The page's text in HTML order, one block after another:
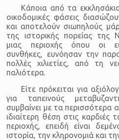
Κάποια από τα
οικοδομικές φάσεις
και αποτελούν σιωπηλούς
της ιστορικής πορείας της
μιας περιοχής όπου οι
συνθήκες, ευνόησαν την
πολλές χιλιετίες, από τη
παλιότερα.
Είτε πρόκειται για
για ταπεινούς
συμβαίνει με τα περισσότερα
ιδιαίτερη θέση στις
περιοχής, επειδή είναι
ιστορία, την κληρονομιά και